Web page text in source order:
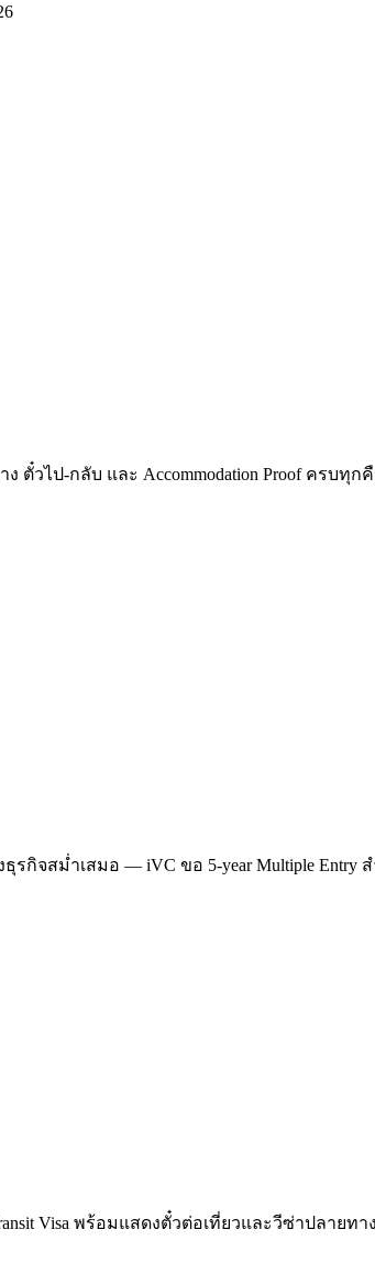
ตั๋วไป-กลับ และ Accommodation Proof ครบทุก
กิจสม่ำเสมอ — iVC ขอ 5-year Multiple Entry ส
Visa พร้อมแสดงตั๋วต่อเที่ยวและวีซ่าปลายท